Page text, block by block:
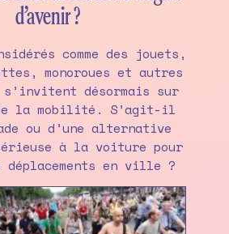
d’avenir ?
comme des jouets,
monoroues et autres
s’invitent désormais sur
la mobilité. S’agit-il
ou d’une alternative
à la voiture pour
déplacements en ville ?